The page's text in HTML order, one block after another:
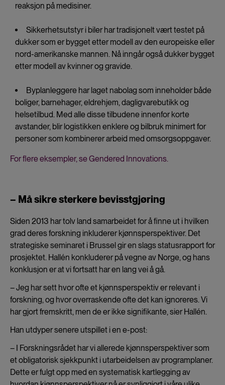
reaksjon på medisiner.
Sikkerhetsutstyr i biler har tradisjonelt vært testet på
dukker som er bygget etter modell av den europeiske eller
nord-amerikanske mannen. Nå inngår også dukker bygget
etter modell av kvinner og gravide.
Byplanleggere har laget nabolag som inneholder både
boliger, barnehager, eldrehjem, dagligvarebutikk og
helsetilbud. Med alle disse tilbudene innenfor korte
avstander, blir logistikken enklere og bilbruk minimert for
personer som kombinerer arbeid med omsorgsoppgaver.
For flere eksempler, se Gendered Innovations.
– Må sikre sterkere bevisstgjøring
Siden 2013 har tolv land samarbeidet for å finne ut i hvilken
grad deres forskning inkluderer kjønnsperspektiver. Det
strategiske seminaret i Brussel gir en slags statusrapport for
prosjektet. Hallén konkluderer på vegne av Norge, og hans
konklusjon er at vi fortsatt har en lang vei å gå.
– Jeg har sett hvor ofte et kjønnsperspektiv er relevant i
forskning, og hvor overraskende ofte det kan ignoreres. Vi
har gjort fremskritt, men de er ikke signifikante, sier Hallén.
Han utdyper senere utspillet i en e-post:
– I Forskningsrådet har vi allerede kjønnsperspektiver som
et obligatorisk sjekkpunkt i utarbeidelsen av programplaner.
Dette er fulgt opp med en systematisk kartlegging av